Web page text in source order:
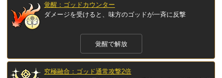
覚醒：ゴッドカウンター
ダメージを受けると、味方のゴッドが一斉に反撃
覚醒で解放
究極融合：ゴッド通常攻撃2倍